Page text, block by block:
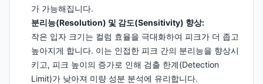
가 가능해집니다.
분리능(Resolution) 및 감도(Sensitivity) 향상:
작은 입자 크기는 컬럼 효율을 극대화하여 피크가 더 좁고
높아지게 합니다. 이는 인접한 피크 간의 분리능을 향상시
키고, 피크 높이의 증가로 인해 검출 한계(Detection
Limit)가 낮아져 미량 성분 분석에 유리합니다.